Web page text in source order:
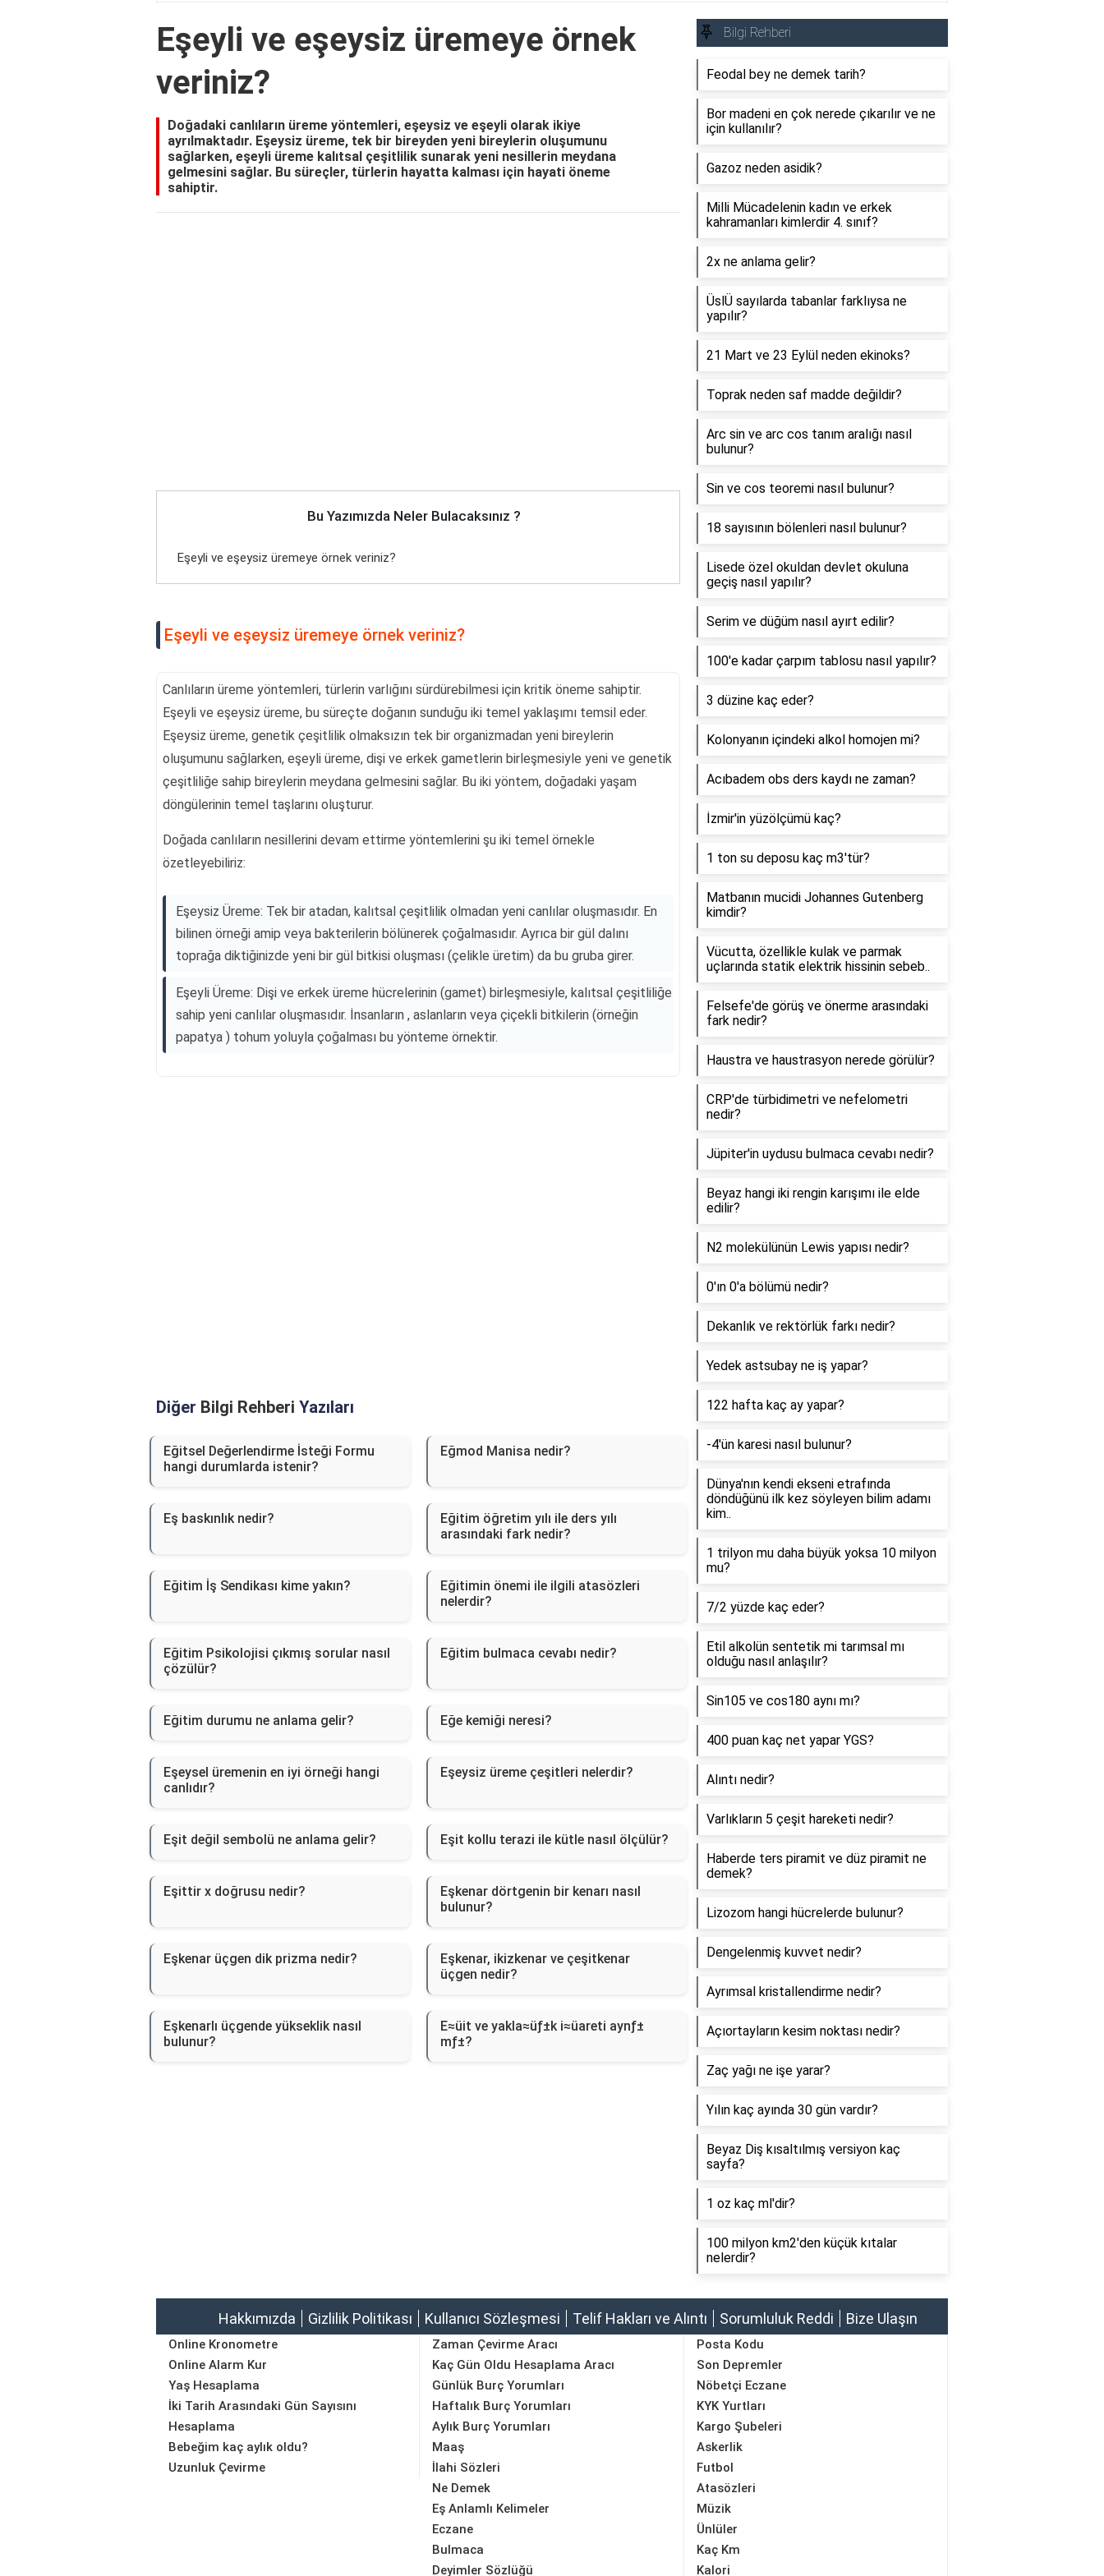
Eşeyli ve eşeysiz üremeye örnek
veriniz?
Doğadaki canlıların üreme yöntemleri, eşeysiz ve eşeyli olarak ikiye
ayrılmaktadır. Eşeysiz üreme, tek bir bireyden yeni bireylerin oluşumunu
sağlarken, eşeyli üreme kalıtsal çeşitlilik sunarak yeni nesillerin meydana
gelmesini sağlar. Bu süreçler, türlerin hayatta kalması için hayati öneme
sahiptir.
Bu Yazımızda Neler Bulacaksınız ?
Eşeyli ve eşeysiz üremeye örnek veriniz?
Eşeyli ve eşeysiz üremeye örnek veriniz?
Canlıların üreme yöntemleri, türlerin varlığını sürdürebilmesi için kritik öneme sahiptir.
Eşeyli ve eşeysiz üreme, bu süreçte doğanın sunduğu iki temel yaklaşımı temsil eder.
Eşeysiz üreme, genetik çeşitlilik olmaksızın tek bir organizmadan yeni bireylerin
oluşumunu sağlarken, eşeyli üreme, dişi ve erkek gametlerin birleşmesiyle yeni ve genetik
çeşitliliğe sahip bireylerin meydana gelmesini sağlar. Bu iki yöntem, doğadaki yaşam
döngülerinin temel taşlarını oluşturur.
Doğada canlıların nesillerini devam ettirme yöntemlerini şu iki temel örnekle
özetleyebiliriz:
Eşeysiz Üreme: Tek bir atadan, kalıtsal çeşitlilik olmadan yeni canlılar oluşmasıdır. En
bilinen örneği amip veya bakterilerin bölünerek çoğalmasıdır. Ayrıca bir gül dalını
toprağa diktiğinizde yeni bir gül bitkisi oluşması (çelikle üretim) da bu gruba girer.
Eşeyli Üreme: Dişi ve erkek üreme hücrelerinin (gamet) birleşmesiyle, kalıtsal çeşitliliğe
sahip yeni canlılar oluşmasıdır. İnsanların , aslanların veya çiçekli bitkilerin (örneğin
papatya ) tohum yoluyla çoğalması bu yönteme örnektir.
Diğer Bilgi Rehberi Yazıları
Eğitsel Değerlendirme İsteği Formu
hangi durumlarda istenir?
Eğmod Manisa nedir?
Eş baskınlık nedir?
Eğitim öğretim yılı ile ders yılı
arasındaki fark nedir?
Eğitim İş Sendikası kime yakın?
Eğitimin önemi ile ilgili atasözleri
nelerdir?
Eğitim Psikolojisi çıkmış sorular nasıl
çözülür?
Eğitim bulmaca cevabı nedir?
Eğitim durumu ne anlama gelir? Eğe kemiği neresi?
Eşeysel üremenin en iyi örneği hangi
canlıdır?
Eşeysiz üreme çeşitleri nelerdir?
Eşit değil sembolü ne anlama gelir? Eşit kollu terazi ile kütle nasıl ölçülür?
Eşittir x doğrusu nedir?
Eşkenar dörtgenin bir kenarı nasıl
bulunur?
Eşkenar üçgen dik prizma nedir?
Eşkenar, ikizkenar ve çeşitkenar
üçgen nedir?
Eşkenarlı üçgende yükseklik nasıl
bulunur?
E≈üit ve yakla≈üƒ±k i≈üareti aynƒ±
mƒ±?
Bilgi Rehberi
Feodal bey ne demek tarih?
Bor madeni en çok nerede çıkarılır ve ne
için kullanılır?
Gazoz neden asidik?
Milli Mücadelenin kadın ve erkek
kahramanları kimlerdir 4. sınıf?
2x ne anlama gelir?
ÜslÜ sayılarda tabanlar farklıysa ne
yapılır?
21 Mart ve 23 Eylül neden ekinoks?
Toprak neden saf madde değildir?
Arc sin ve arc cos tanım aralığı nasıl
bulunur?
Sin ve cos teoremi nasıl bulunur?
18 sayısının bölenleri nasıl bulunur?
Lisede özel okuldan devlet okuluna
geçiş nasıl yapılır?
Serim ve düğüm nasıl ayırt edilir?
100'e kadar çarpım tablosu nasıl yapılır?
3 düzine kaç eder?
Kolonyanın içindeki alkol homojen mi?
Acıbadem obs ders kaydı ne zaman?
İzmir'in yüzölçümü kaç?
1 ton su deposu kaç m3'tür?
Matbanın mucidi Johannes Gutenberg
kimdir?
Vücutta, özellikle kulak ve parmak
uçlarında statik elektrik hissinin sebeb..
Felsefe'de görüş ve önerme arasındaki
fark nedir?
Haustra ve haustrasyon nerede görülür?
CRP'de türbidimetri ve nefelometri
nedir?
Jüpiter'in uydusu bulmaca cevabı nedir?
Beyaz hangi iki rengin karışımı ile elde
edilir?
N2 molekülünün Lewis yapısı nedir?
0'ın 0'a bölümü nedir?
Dekanlık ve rektörlük farkı nedir?
Yedek astsubay ne iş yapar?
122 hafta kaç ay yapar?
-4'ün karesi nasıl bulunur?
Dünya'nın kendi ekseni etrafında
döndüğünü ilk kez söyleyen bilim adamı
kim..
1 trilyon mu daha büyük yoksa 10 milyon
mu?
7/2 yüzde kaç eder?
Etil alkolün sentetik mi tarımsal mı
olduğu nasıl anlaşılır?
Sin105 ve cos180 aynı mı?
400 puan kaç net yapar YGS?
Alıntı nedir?
Varlıkların 5 çeşit hareketi nedir?
Haberde ters piramit ve düz piramit ne
demek?
Lizozom hangi hücrelerde bulunur?
Dengelenmiş kuvvet nedir?
Ayrımsal kristallendirme nedir?
Açıortayların kesim noktası nedir?
Zaç yağı ne işe yarar?
Yılın kaç ayında 30 gün vardır?
Beyaz Diş kısaltılmış versiyon kaç
sayfa?
1 oz kaç ml'dir?
100 milyon km2'den küçük kıtalar
nelerdir?
Hakkımızda Gizlilik Politikası Kullanıcı Sözleşmesi Telif Hakları ve Alıntı Sorumluluk Reddi Bize Ulaşın
Online Kronometre
Online Alarm Kur
Yaş Hesaplama
İki Tarih Arasındaki Gün Sayısını
Hesaplama
Bebeğim kaç aylık oldu?
Uzunluk Çevirme
Zaman Çevirme Aracı
Kaç Gün Oldu Hesaplama Aracı
Günlük Burç Yorumları
Haftalık Burç Yorumları
Aylık Burç Yorumları
Maaş
Posta Kodu
Son Depremler
Nöbetçi Eczane
KYK Yurtları
Kargo Şubeleri
Askerlik
İlahi Sözleri
Ne Demek
Eş Anlamlı Kelimeler
Eczane
Bulmaca
Deyimler Sözlüğü
Futbol
Atasözleri
Müzik
Ünlüler
Kaç Km
Kalori